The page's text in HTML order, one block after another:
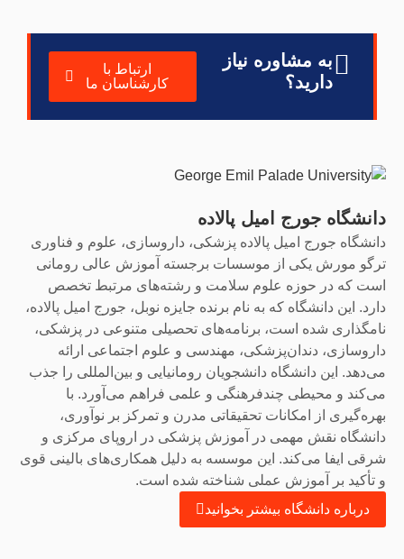
به مشاوره نیاز
دارید؟
ارتباط با
کارشناسان ما
دانشگاه جورج امیل پالاده
دانشگاه جورج امیل پالاده پزشکی، داروسازی، علوم و فناوری
ترگو مورش یکی از موسسات برجسته آموزش عالی رومانی
است که در حوزه علوم سلامت و رشته‌های مرتبط تخصص
دارد. این دانشگاه که به نام برنده جایزه نوبل، جورج امیل پالاده،
نامگذاری شده است، برنامه‌های تحصیلی متنوعی در پزشکی،
داروسازی، دندان‌پزشکی، مهندسی و علوم اجتماعی ارائه
می‌دهد. این دانشگاه دانشجویان رومانیایی و بین‌المللی را جذب
می‌کند و محیطی چندفرهنگی و علمی فراهم می‌آورد. با
بهره‌گیری از امکانات تحقیقاتی مدرن و تمرکز بر نوآوری،
دانشگاه نقش مهمی در آموزش پزشکی در اروپای مرکزی و
شرقی ایفا می‌کند. این موسسه به دلیل همکاری‌های بالینی قوی
و تأکید بر آموزش عملی شناخته شده است.
درباره دانشگاه بیشتر بخوانید